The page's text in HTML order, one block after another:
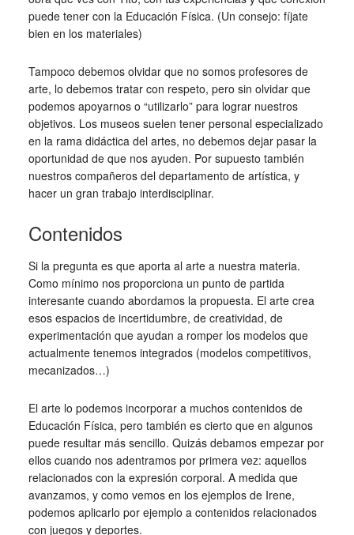
puede tener con la Educación Física. (Un consejo: fíjate
bien en los materiales)
Tampoco debemos olvidar que no somos profesores de
arte, lo debemos tratar con respeto, pero sin olvidar que
podemos apoyarnos o “utilizarlo” para lograr nuestros
objetivos. Los museos suelen tener personal especializado
en la rama didáctica del artes, no debemos dejar pasar la
oportunidad de que nos ayuden. Por supuesto también
nuestros compañeros del departamento de artística, y
hacer un gran trabajo interdisciplinar.
Contenidos
Si la pregunta es que aporta al arte a nuestra materia.
Como mínimo nos proporciona un punto de partida
interesante cuando abordamos la propuesta. El arte crea
esos espacios de incertidumbre, de creatividad, de
experimentación que ayudan a romper los modelos que
actualmente tenemos integrados (modelos competitivos,
mecanizados…)
El arte lo podemos incorporar a muchos contenidos de
Educación Física, pero también es cierto que en algunos
puede resultar más sencillo. Quizás debamos empezar por
ellos cuando nos adentramos por primera vez: aquellos
relacionados con la expresión corporal. A medida que
avanzamos, y como vemos en los ejemplos de Irene,
podemos aplicarlo por ejemplo a contenidos relacionados
con juegos y deportes.